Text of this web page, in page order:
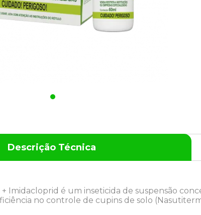
Descrição Técnica
Imidacloprid é um inseticida de suspensão
no controle de cupins de solo